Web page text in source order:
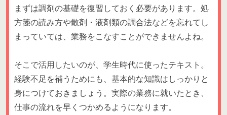
まずは調剤の基礎を復習しておく必要があります。処
方箋の読み方や散剤・液剤類の調合法などを忘れてし
まっていては、業務をこなすことができませんよね。
そこで活用したいのが、学生時代に使ったテキスト。
経験不足を補うためにも、基本的な知識はしっかりと
身につけておきましょう。実際の業務に就いたとき、
仕事の流れを早くつかめるようになります。